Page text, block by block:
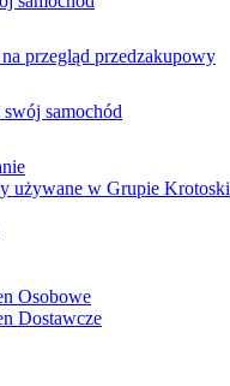
przegląd przedzakupowy
samochód
używane w Grupie Krotoski
Osobowe
Dostawcze